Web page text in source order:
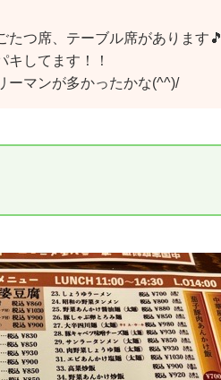
席、テーブル席があります🎵
キしてます！！
マンが多かったかな(^^)/